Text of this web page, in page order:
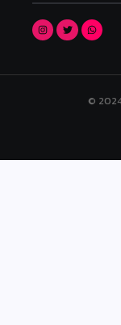
©